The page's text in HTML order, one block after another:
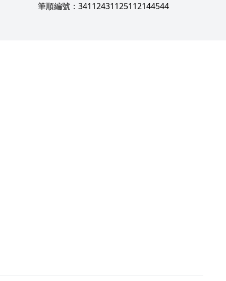
筆順編號：34112431125112144544